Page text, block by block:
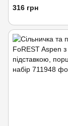
316 грн